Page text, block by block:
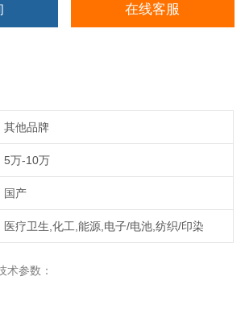
在线客服
其他品牌
5万-10万
国产
医疗卫生,化工,能源,电子/电池,纺织/印染
术参数：